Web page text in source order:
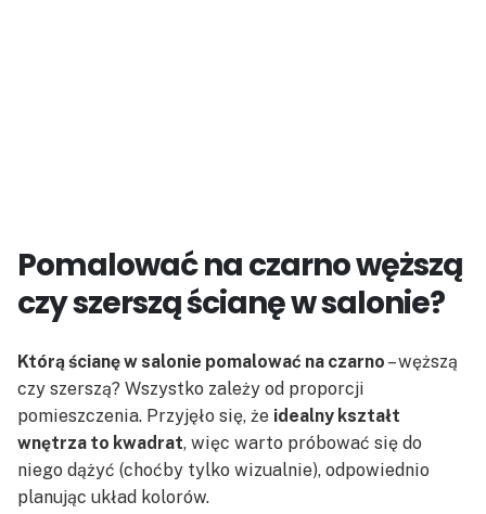
Pomalować na czarno węższą
czy szerszą ścianę w salonie?
Którą ścianę w salonie pomalować na czarno – węższą
czy szerszą? Wszystko zależy od proporcji
pomieszczenia. Przyjęło się, że idealny kształt
wnętrza to kwadrat, więc warto próbować się do
niego dążyć (choćby tylko wizualnie), odpowiednio
planując układ kolorów.